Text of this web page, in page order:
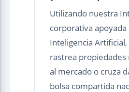
Utilizando nuestra
corporativa
Inteligencia
rastrea propiedades
al mercado o cruza
bolsa compartida